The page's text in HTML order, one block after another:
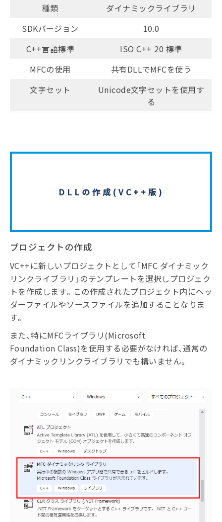
種類
ダイナミックライブラリ
SDKバージョン
10.0
C++言語標準
ISO C++ 20 標準
MFCの使用
共有DLLでMFCを使う
文字セット
Unicode文字セットを使用す
る
DLLの作成(VC++版)
プロジェクトの作成
VC++に新しいプロジェクトとして「MFC ダイナミック
リンクライブラリ」のテンプレートを選択しプロジェク
トを作成します。この作成されたプロジェクト内にヘッ
ダーファイルやソースファイルを追加することなりま
す。
また、特にMFCライブラリ(Microsoft
Foundation Class)を使用する必要がなければ、通常の
ダイナミックリンクライブラリでも構いません。